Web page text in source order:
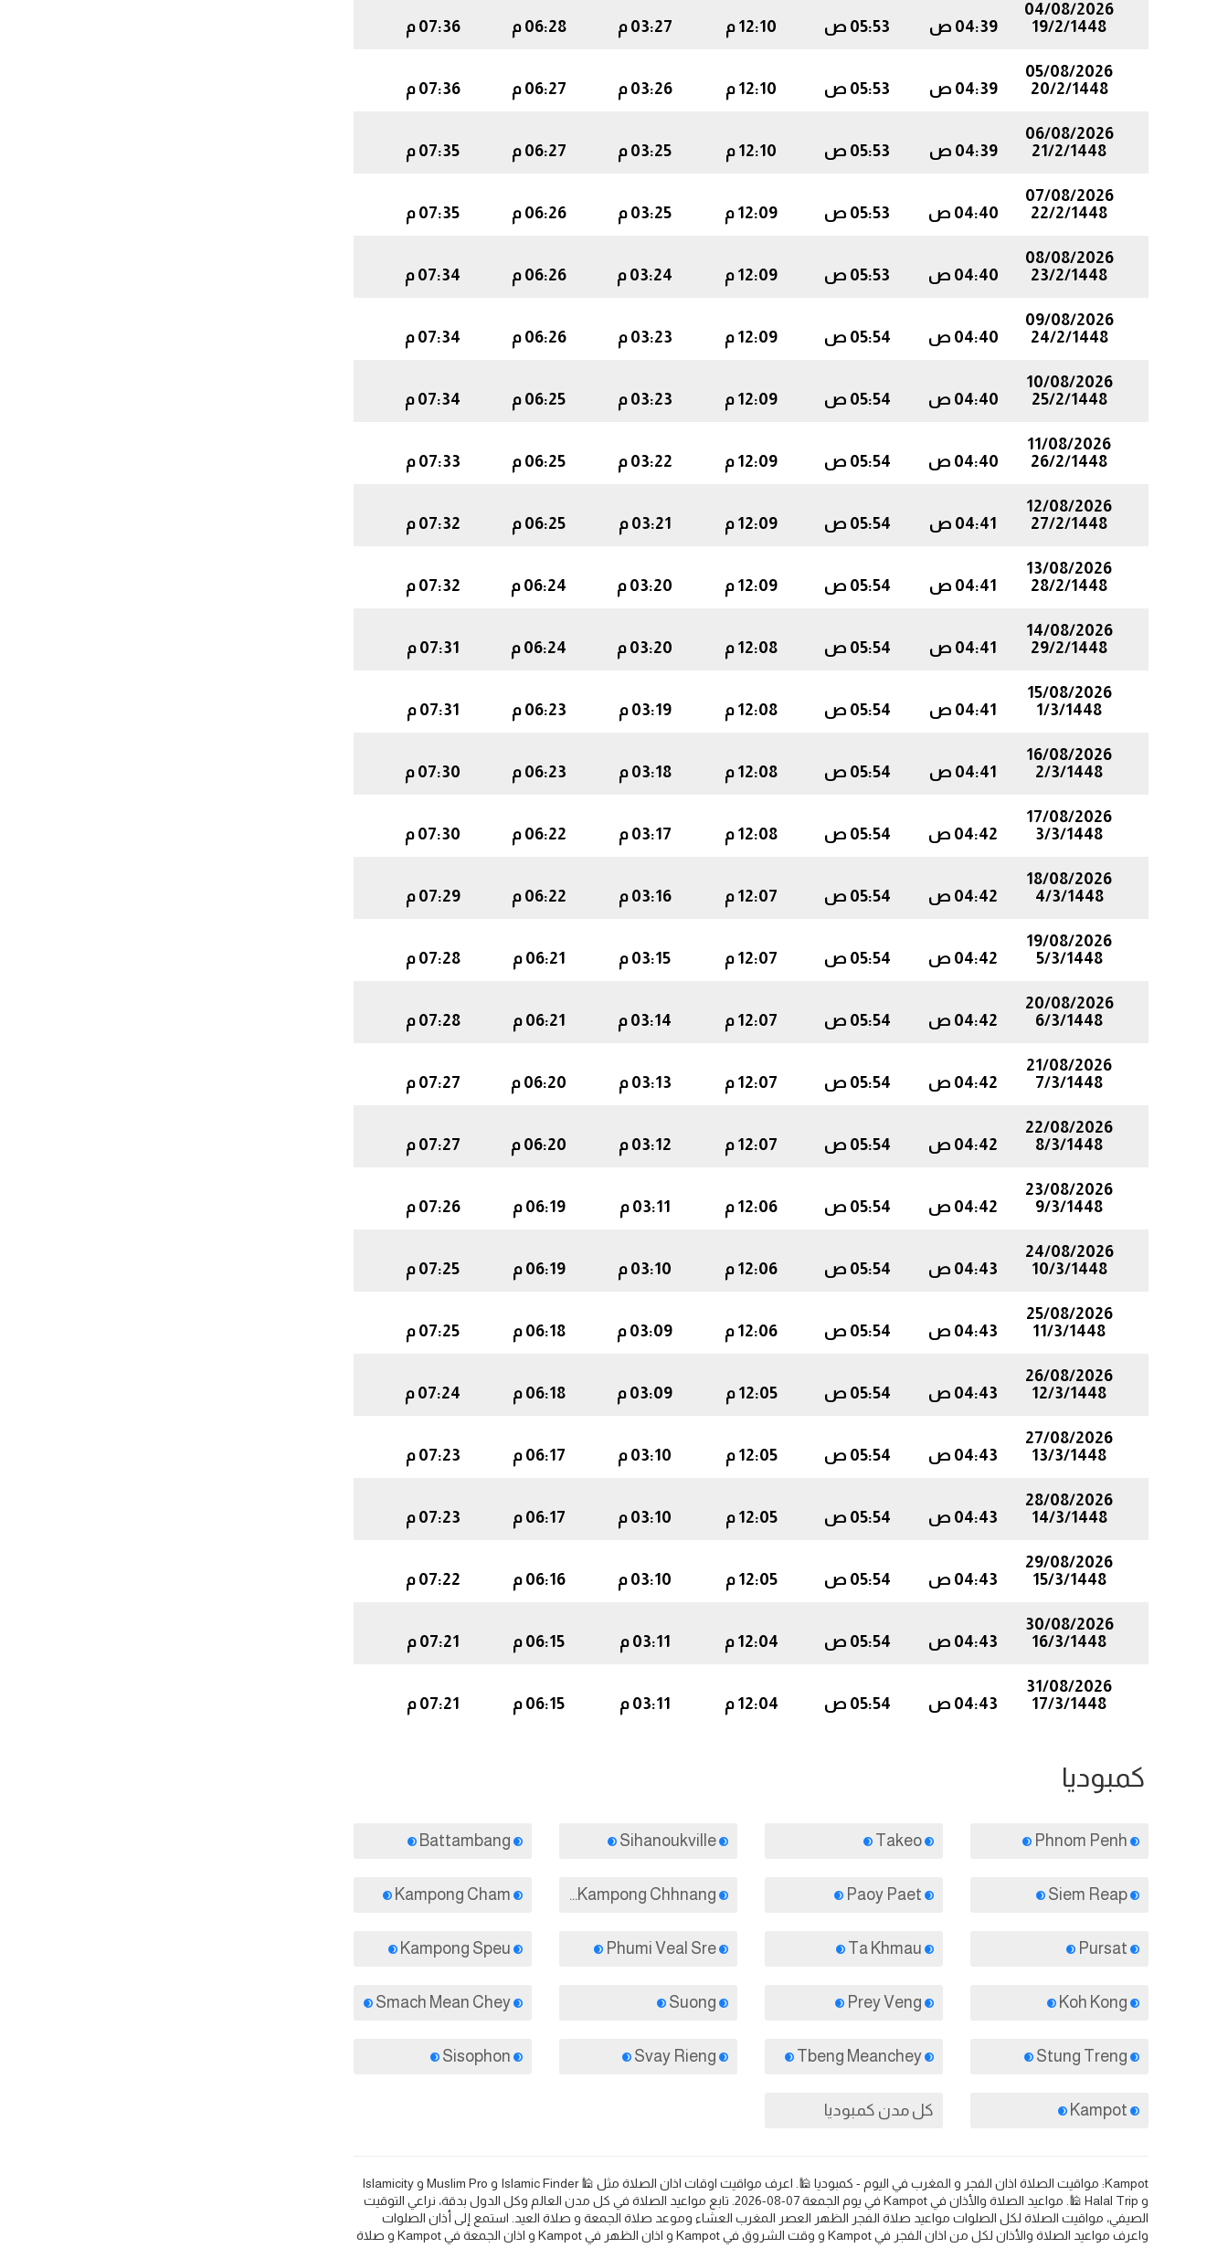
04/08/2026
19/2/1448
04:39 ص 05:53 ص 12:10 م 03:27 م 06:28 م 07:36 م
05/08/2026
20/2/1448
04:39 ص 05:53 ص 12:10 م 03:26 م 06:27 م 07:36 م
06/08/2026
21/2/1448
04:39 ص 05:53 ص 12:10 م 03:25 م 06:27 م 07:35 م
07/08/2026
22/2/1448
04:40 ص 05:53 ص 12:09 م 03:25 م 06:26 م 07:35 م
08/08/2026
23/2/1448
04:40 ص 05:53 ص 12:09 م 03:24 م 06:26 م 07:34 م
09/08/2026
24/2/1448
04:40 ص 05:54 ص 12:09 م 03:23 م 06:26 م 07:34 م
10/08/2026
25/2/1448
04:40 ص 05:54 ص 12:09 م 03:23 م 06:25 م 07:34 م
11/08/2026
26/2/1448
04:40 ص 05:54 ص 12:09 م 03:22 م 06:25 م 07:33 م
12/08/2026
27/2/1448
04:41 ص 05:54 ص 12:09 م 03:21 م 06:25 م 07:32 م
13/08/2026
28/2/1448
04:41 ص 05:54 ص 12:09 م 03:20 م 06:24 م 07:32 م
14/08/2026
29/2/1448
04:41 ص 05:54 ص 12:08 م 03:20 م 06:24 م 07:31 م
15/08/2026
1/3/1448
04:41 ص 05:54 ص 12:08 م 03:19 م 06:23 م 07:31 م
16/08/2026
2/3/1448
04:41 ص 05:54 ص 12:08 م 03:18 م 06:23 م 07:30 م
17/08/2026
3/3/1448
04:42 ص 05:54 ص 12:08 م 03:17 م 06:22 م 07:30 م
18/08/2026
4/3/1448
04:42 ص 05:54 ص 12:07 م 03:16 م 06:22 م 07:29 م
19/08/2026
5/3/1448
04:42 ص 05:54 ص 12:07 م 03:15 م 06:21 م 07:28 م
20/08/2026
6/3/1448
04:42 ص 05:54 ص 12:07 م 03:14 م 06:21 م 07:28 م
21/08/2026
7/3/1448
04:42 ص 05:54 ص 12:07 م 03:13 م 06:20 م 07:27 م
22/08/2026
8/3/1448
04:42 ص 05:54 ص 12:07 م 03:12 م 06:20 م 07:27 م
23/08/2026
9/3/1448
04:42 ص 05:54 ص 12:06 م 03:11 م 06:19 م 07:26 م
24/08/2026
10/3/1448
04:43 ص 05:54 ص 12:06 م 03:10 م 06:19 م 07:25 م
25/08/2026
11/3/1448
04:43 ص 05:54 ص 12:06 م 03:09 م 06:18 م 07:25 م
26/08/2026
12/3/1448
04:43 ص 05:54 ص 12:05 م 03:09 م 06:18 م 07:24 م
27/08/2026
13/3/1448
04:43 ص 05:54 ص 12:05 م 03:10 م 06:17 م 07:23 م
28/08/2026
14/3/1448
04:43 ص 05:54 ص 12:05 م 03:10 م 06:17 م 07:23 م
29/08/2026
15/3/1448
04:43 ص 05:54 ص 12:05 م 03:10 م 06:16 م 07:22 م
30/08/2026
16/3/1448
04:43 ص 05:54 ص 12:04 م 03:11 م 06:15 م 07:21 م
31/08/2026
17/3/1448
04:43 ص 05:54 ص 12:04 م 03:11 م 06:15 م 07:21 م
كمبوديا
كل مدن كمبوديا
Kampot: مواقيت الصلاة اذان الفجر و المغرب في اليوم - كمبوديا 🕌. اعرف مواقيت اوقات اذان الصلاة مثل 🕌 Islamic Finder و Muslim Pro و Islamicity
و Halal Trip 🕌. مواعيد الصلاة والأذان في Kampot في يوم الجمعة 07-08-2026. تابع مواعيد الصلاة في كل مدن العالم وكل الدول بدقة، نراعي التوقيت
الصيفي، مواقيت الصلاة لكل الصلوات مواعيد صلاة الفجر الظهر العصر المغرب العشاء وموعد صلاة الجمعة و صلاة العيد. استمع إلى أذان الصلوات
واعرف مواعيد الصلاة والأذان لكل من اذان الفجر في Kampot و وقت الشروق في Kampot و اذان الظهر في Kampot و اذان الجمعة في Kampot و صلاة